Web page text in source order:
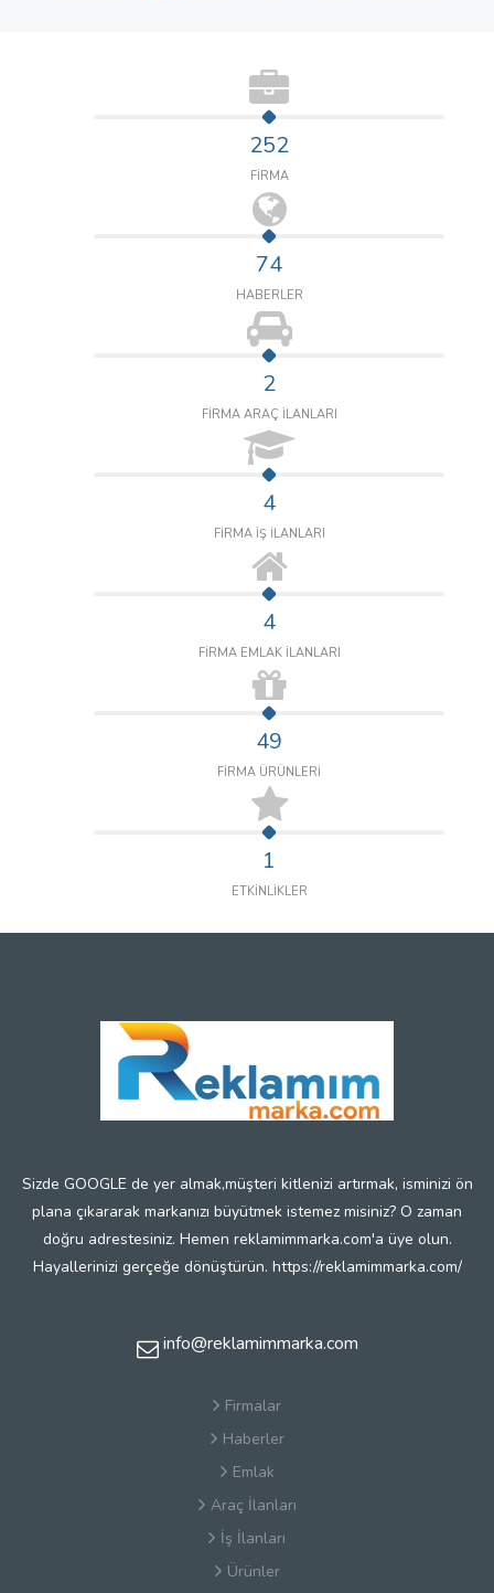
252
FİRMA
74
HABERLER
2
FİRMA ARAÇ İLANLARI
4
FİRMA İŞ İLANLARI
4
FİRMA EMLAK İLANLARI
49
FİRMA ÜRÜNLERİ
1
ETKİNLİKLER
Sizde GOOGLE de yer almak,müşteri kitlenizi artırmak, isminizi ön
plana çıkararak markanızı büyütmek istemez misiniz? O zaman
doğru adrestesiniz. Hemen reklamimmarka.com'a üye olun.
Hayallerinizi gerçeğe dönüştürün. https://reklamimmarka.com/
info@reklamimmarka.com
Firmalar
Haberler
Emlak
Araç İlanları
İş İlanları
Ürünler